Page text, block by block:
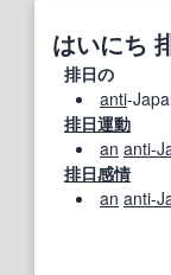
はいにち
排日の
anti
排日運動
an
排日感情
an